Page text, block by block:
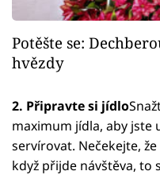
Potěšte se:
hvězdy
2. Připravte si jídlo
maximum jídla, aby jste
servírovat. Nečekejte,
když přijde návštěva, to